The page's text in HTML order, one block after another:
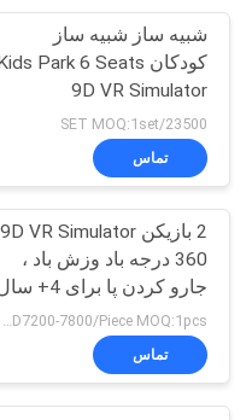
سینمای
حرکت
سینما
27
شبیه ساز شبیه ساز
کودکان Kids Park 6 Seats
9D VR Simulator
23500/SET MOQ:1set
تماس
2 بازیکن 9D VR Simulator
360 درجه باد وزش باد ،
جارو کردن پا برای 4+ سال
تماس